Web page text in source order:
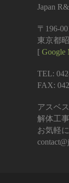
Japan
〒196-
東京都
[ Google
TEL:
FAX:
アスベ
解体工
お気軽